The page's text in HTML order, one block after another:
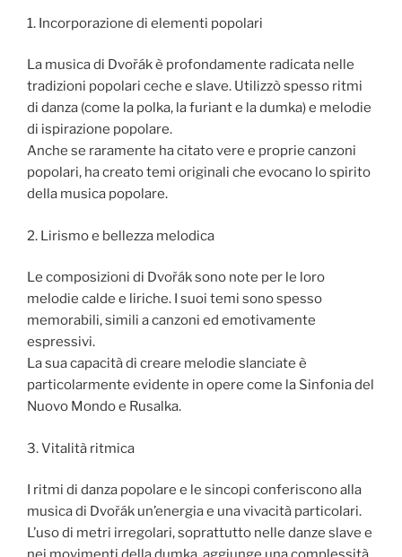
1. Incorporazione di elementi popolari
La musica di Dvořák è profondamente radicata nelle
tradizioni popolari ceche e slave. Utilizzò spesso ritmi
di danza (come la polka, la furiant e la dumka) e melodie
di ispirazione popolare.
Anche se raramente ha citato vere e proprie canzoni
popolari, ha creato temi originali che evocano lo spirito
della musica popolare.
2. Lirismo e bellezza melodica
Le composizioni di Dvořák sono note per le loro
melodie calde e liriche. I suoi temi sono spesso
memorabili, simili a canzoni ed emotivamente
espressivi.
La sua capacità di creare melodie slanciate è
particolarmente evidente in opere come la Sinfonia del
Nuovo Mondo e Rusalka.
3. Vitalità ritmica
I ritmi di danza popolare e le sincopi conferiscono alla
musica di Dvořák un’energia e una vivacità particolari.
L’uso di metri irregolari, soprattutto nelle danze slave e